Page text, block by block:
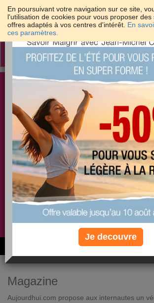
En poursuivant votre navigation sur ce site,
l'utilisation de cookies pour vous proposer des
offres adaptés à vos centres d'intérêt. En
ces paramètres.
Toggle
Les meilleures solutions pour
dans sa peau
PLUS
EFFICACE
PLUS
SANTÉ
Non, je préfère le régime
6M de personnes ont maigri et réappris à
Magazine
Aujourdhui.com propose aux internautes un
Je decouvre